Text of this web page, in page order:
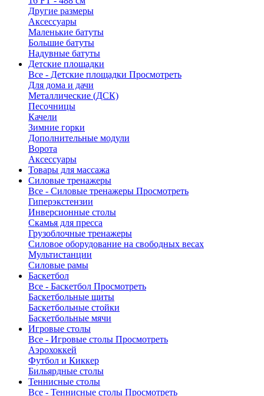
Другие размеры
Аксессуары
Маленькие батуты
Большие батуты
Надувные батуты
Детские площадки
Все - Детские площадки Просмотреть
Для дома и дачи
Металлические (ДСК)
Песочницы
Качели
Зимние горки
Дополнительные модули
Ворота
Аксессуары
Товары для массажа
Силовые тренажеры
Все - Силовые тренажеры Просмотреть
Гиперэкстензии
Инверсионные столы
Скамья для пресса
Грузоблочные тренажеры
Силовое оборудование на свободных весах
Мультистанции
Силовые рамы
Баскетбол
Все - Баскетбол Просмотреть
Баскетбольные щиты
Баскетбольные стойки
Баскетбольные мячи
Игровые столы
Все - Игровые столы Просмотреть
Аэрохоккей
Футбол и Киккер
Бильярдные столы
Теннисные столы
Все - Теннисные столы Просмотреть